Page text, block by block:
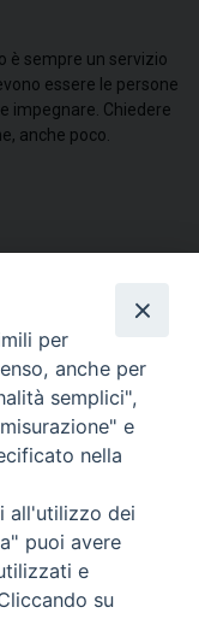
è sempre un servizio
essere le persone
impegnare. Chiedere
anche poco.
VITA CONSACRATA
Mons. Faloci 3 - 06034
. pec:
per
anche per
semplici",
e
nella
all'utilizzo dei
puoi avere
e
su